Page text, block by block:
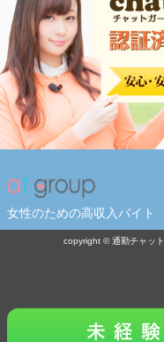
女性のための高収入バイト
copyright © 通勤チャッ